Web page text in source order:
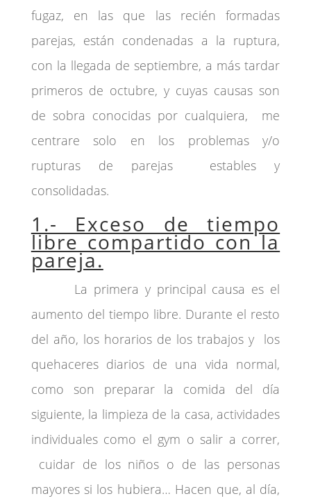
fugaz, en las que las recién formadas
parejas, están condenadas a la ruptura,
con la llegada de septiembre, a más tardar
primeros de octubre, y cuyas causas son
de sobra conocidas por cualquiera, me
centrare solo en los problemas y/o
rupturas de parejas estables y
consolidadas.
1.- Exceso de tiempo
libre compartido con la
pareja.
La primera y principal causa es el
aumento del tiempo libre. Durante el resto
del año, los horarios de los trabajos y los
quehaceres diarios de una vida normal,
como son preparar la comida del día
siguiente, la limpieza de la casa, actividades
individuales como el gym o salir a correr,
cuidar de los niños o de las personas
mayores si los hubiera… Hacen que, al día,